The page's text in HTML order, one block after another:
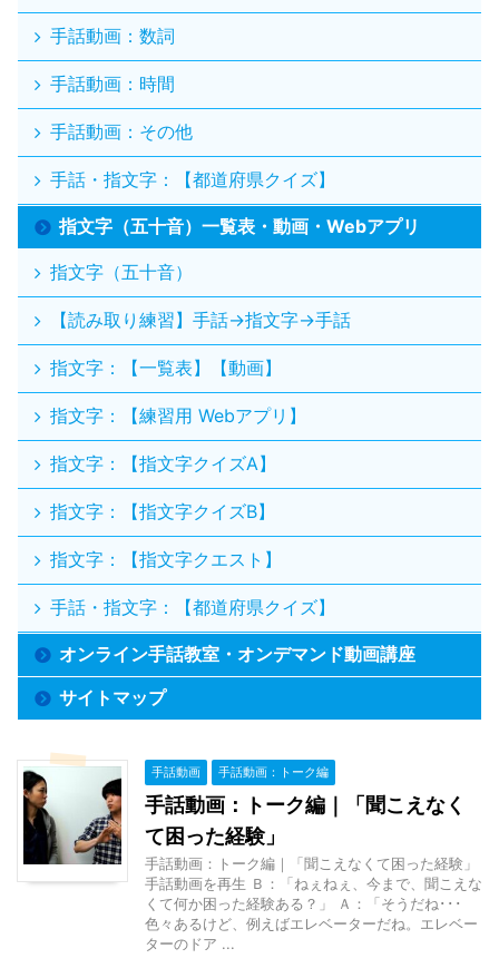
手話動画：数詞
手話動画：時間
手話動画：その他
手話・指文字：【都道府県クイズ】
指文字（五十音）一覧表・動画・Webアプリ
指文字（五十音）
【読み取り練習】手話→指文字→手話
指文字：【一覧表】【動画】
指文字：【練習用 Webアプリ】
指文字：【指文字クイズA】
指文字：【指文字クイズB】
指文字：【指文字クエスト】
手話・指文字：【都道府県クイズ】
オンライン手話教室・オンデマンド動画講座
サイトマップ
手話動画 手話動画：トーク編
手話動画：トーク編｜「聞こえなく
て困った経験」
手話動画：トーク編｜「聞こえなくて困った経験」
手話動画を再生 Ｂ：「ねぇねぇ、今まで、聞こえな
くて何か困った経験ある？」 Ａ：「そうだね･･･
色々あるけど、例えばエレベーターだね。エレベー
ターのドア ...